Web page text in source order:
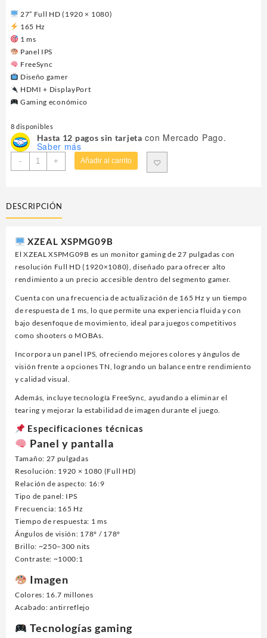
27” Full HD (1920 × 1080)
165 Hz
1 ms
Panel IPS
FreeSync
Diseño gamer
HDMI + DisplayPort
Gaming económico
8 disponibles
Hasta 12 pagos sin tarjeta con Mercado Pago.
Saber más
-
MONITOR
LED
(XSPMG09B)
1920*1080
HD,
XST-
580-
1,
PLANO,
100HZ,
5MS,
VGA,
cantidad
+ Añadir al carrito
DESCRIPCIÓN
XZEAL XSPMG09B
El XZEAL XSPMG09B es un monitor gaming de 27 pulgadas con
resolución Full HD (1920×1080), diseñado para ofrecer alto
rendimiento a un precio accesible dentro del segmento gamer.
Cuenta con una frecuencia de actualización de 165 Hz y un tiempo
de respuesta de 1 ms, lo que permite una experiencia fluida y con
bajo desenfoque de movimiento, ideal para juegos competitivos
como shooters o MOBAs.
Incorpora un panel IPS, ofreciendo mejores colores y ángulos de
visión frente a opciones TN, logrando un balance entre rendimiento
y calidad visual.
Además, incluye tecnología FreeSync, ayudando a eliminar el
tearing y mejorar la estabilidad de imagen durante el juego.
Especificaciones técnicas
Panel y pantalla
Tamaño: 27 pulgadas
Resolución: 1920 × 1080 (Full HD)
Relación de aspecto: 16:9
Tipo de panel: IPS
Frecuencia: 165 Hz
Tiempo de respuesta: 1 ms
Ángulos de visión: 178° / 178°
Brillo: ~250–300 nits
Contraste: ~1000:1
Imagen
Colores: 16.7 millones
Acabado: antirreflejo
Tecnologías gaming